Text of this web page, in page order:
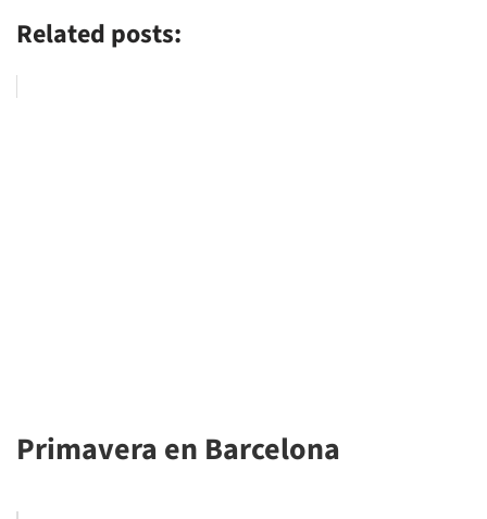
Related posts:
Primavera en Barcelona